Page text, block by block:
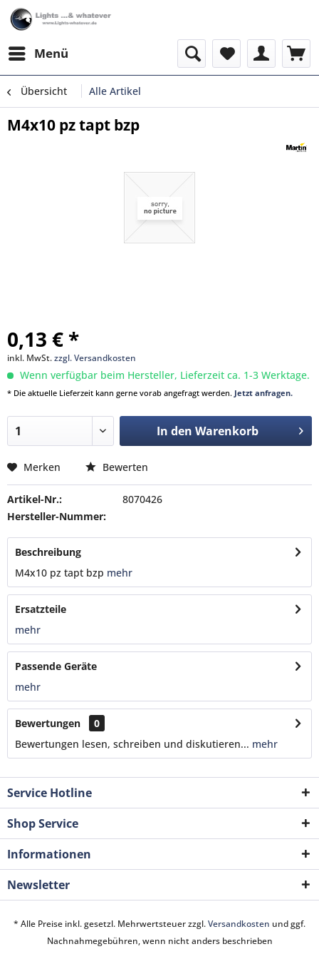
Menü
Übersicht Alle Artikel
M4x10 pz tapt bzp
0,13 € *
inkl. MwSt.zzgl. Versandkosten
Wenn verfügbar beim Hersteller, Lieferzeit ca. 1-3 Werktage.
* Die aktuelle Lieferzeit kann gerne vorab angefragt werden. Jetzt anfragen.
In den Warenkorb
Merken Bewerten
Artikel-Nr.:
8070426
Hersteller-Nummer:
Beschreibung
M4x10 pz tapt bzp mehr
Ersatzteile
mehr
Passende Geräte
mehr
Bewertungen
0
Bewertungen lesen, schreiben und diskutieren... mehr
Service Hotline
Shop Service
Informationen
Newsletter
* Alle Preise inkl. gesetzl. Mehrwertsteuer zzgl.Versandkosten und ggf.
Nachnahmegebühren, wenn nicht anders beschrieben